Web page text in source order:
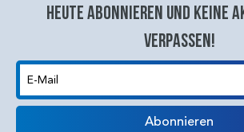
Heute abonnieren und keine
verpassen!
E-Mail
Abonnieren